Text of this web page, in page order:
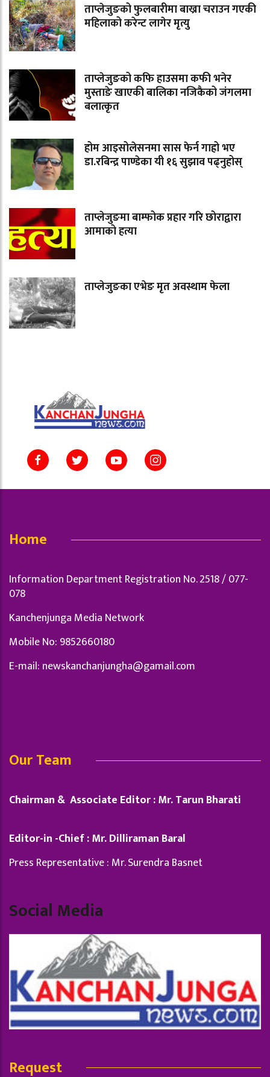
ताप्लेजुङको फुलबारीमा बाख्रा चराउन गएकी
महिलाको करेन्ट लागेर मृत्यु
ताप्लेजुङको कफि हाउसमा कफी भनेर
मुस्ताङे खाएकी बालिका नजिकैको जंगलमा
बलात्कृत
होम आइसोलेसनमा सास फेर्न गाह्रो भए
डा.रबिन्द्र पाण्डेका यी १६ सुझाव पढ्नुहोस्
ताप्लेजुङमा बाम्फोक प्रहार गरि छोराद्वारा
आमाको हत्या
ताप्लेजुङका एभेङ मृत अवस्थाम फेला
Home
Information Department Registration No. 2518 / 077-
078
Kanchenjunga Media Network
Mobile No: 9852660180
E-mail: newskanchanjungha@gamail.com
Our Team
Chairman & Associate Editor : Mr. Tarun Bharati
Editor-in -Chief : Mr. Dilliraman Baral
Press Representative : Mr. Surendra Basnet
Social Media
Request